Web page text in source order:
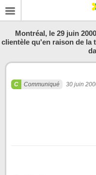
Montréal, le 29 juin
clientèle qu'en raison de la
Communiqué 30 juin